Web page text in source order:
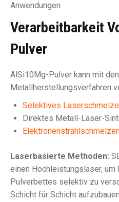
Anwendungen.
Verarbeitbarkeit
Pulver
AlSi10Mg-Pulver kann mit
Metallherstellungsverfahren
Selektives
Direktes Metall-Laser-
Laserbasierte Methoden:
einen Hochleistungslaser, um
Pulverbettes selektiv zu
Schicht für Schicht